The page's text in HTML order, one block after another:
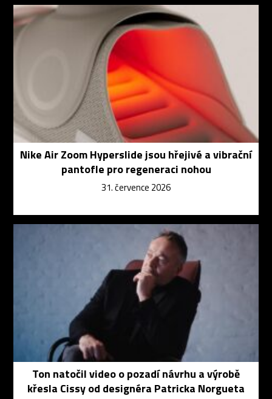
Nike Air Zoom Hyperslide jsou hřejivé a vibrační
pantofle pro regeneraci nohou
31. července 2026
Ton natočil video o pozadí návrhu a výrobě
křesla Cissy od designéra Patricka Norgueta